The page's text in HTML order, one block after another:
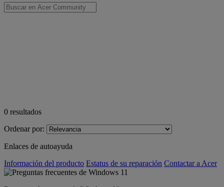
0 resultados
Ordenar por:
Enlaces de autoayuda
Información del producto Estatus de su reparación Contactar a Acer